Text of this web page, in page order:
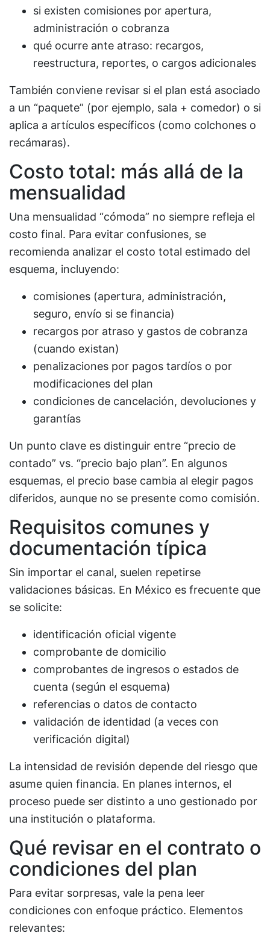
si existen comisiones por apertura,
administración o cobranza
qué ocurre ante atraso: recargos,
reestructura, reportes, o cargos adicionales
También conviene revisar si el plan está asociado
a un “paquete” (por ejemplo, sala + comedor) o si
aplica a artículos específicos (como colchones o
recámaras).
Costo total: más allá de la
mensualidad
Una mensualidad “cómoda” no siempre refleja el
costo final. Para evitar confusiones, se
recomienda analizar el costo total estimado del
esquema, incluyendo:
comisiones (apertura, administración,
seguro, envío si se financia)
recargos por atraso y gastos de cobranza
(cuando existan)
penalizaciones por pagos tardíos o por
modificaciones del plan
condiciones de cancelación, devoluciones y
garantías
Un punto clave es distinguir entre “precio de
contado” vs. “precio bajo plan”. En algunos
esquemas, el precio base cambia al elegir pagos
diferidos, aunque no se presente como comisión.
Requisitos comunes y
documentación típica
Sin importar el canal, suelen repetirse
validaciones básicas. En México es frecuente que
se solicite:
identificación oficial vigente
comprobante de domicilio
comprobantes de ingresos o estados de
cuenta (según el esquema)
referencias o datos de contacto
validación de identidad (a veces con
verificación digital)
La intensidad de revisión depende del riesgo que
asume quien financia. En planes internos, el
proceso puede ser distinto a uno gestionado por
una institución o plataforma.
Qué revisar en el contrato o
condiciones del plan
Para evitar sorpresas, vale la pena leer
condiciones con enfoque práctico. Elementos
relevantes: